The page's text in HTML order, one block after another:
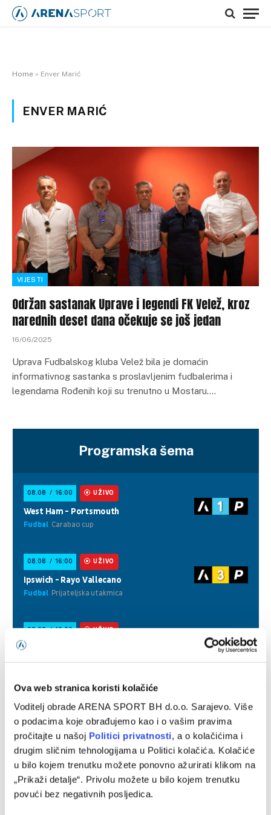
Ova web stranica koristi kolačiće
Voditelj obrade ARENA SPORT BH d.o.o. Sarajevo. Više
o podacima koje obrađujemo kao i o vašim pravima
pročitajte u našoj Politici privatnosti, a o kolačićima i
drugim sličnim tehnologijama u Politici kolačića. Kolačiće
u bilo kojem trenutku možete ponovno ažurirati klikom na
„Prikaži detalje“. Privolu možete u bilo kojem trenutku
povući bez negativnih posljedica.
Home » Enver Marić
ENVER MARIĆ
VIJESTI
Održan sastanak Uprave i legendi FK Velež, kroz
narednih deset dana očekuje se još jedan
16/06/2025
Uprava Fudbalskog kluba Velež bila je domaćin
informativnog sastanka s proslavljenim fudbalerima i
legendama Rođenih koji su trenutno u Mostaru.…
Programska šema